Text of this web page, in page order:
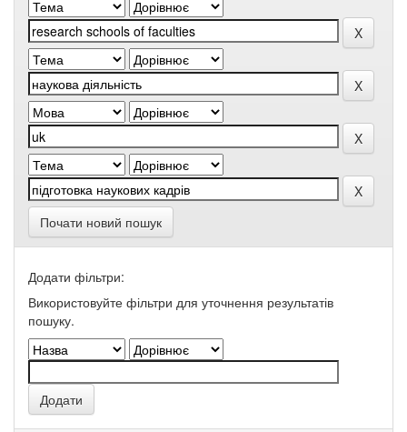
Почати новий пошук
Додати фільтри:
Використовуйте фільтри для уточнення результатів
пошуку.